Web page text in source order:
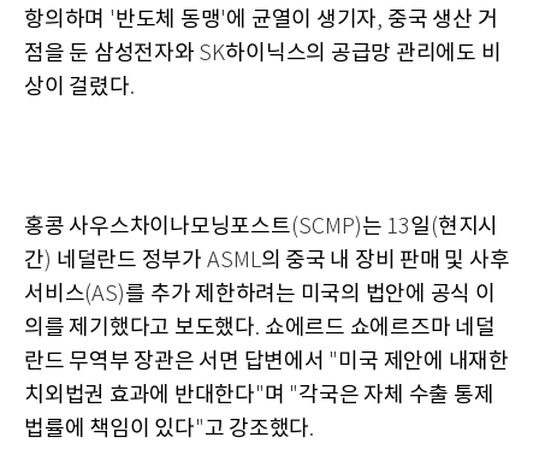
항의하며 '반도체 동맹'에 균열이 생기자, 중국 생산 거
점을 둔 삼성전자와 SK하이닉스의 공급망 관리에도 비
상이 걸렸다.
홍콩 사우스차이나모닝포스트(SCMP)는 13일 (현지시
간) 네덜란드 정부가 ASML의 중국 내 장비 판매 및 사후
서비스(AS)를 추가 제한하려는 미국의 법안에 공식 이
의를 제기했다고 보도했다. 쇼에르드 쇼에르즈마 네덜
란드 무역부 장관은 서면 답변에서 "미국 제안에 내재한
치외법권 효과에 반대한다"며 "각국은 자체 수출 통제
법률에 책임이 있다"고 강조했다.